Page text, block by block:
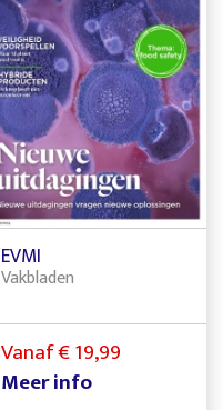
EVMI
Vakbladen
Vanaf € 19,99
Meer info